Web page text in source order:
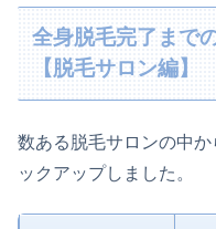
全身脱毛完了まで
【脱毛サロン編】
数ある脱毛サロンの中か
ックアップしました。